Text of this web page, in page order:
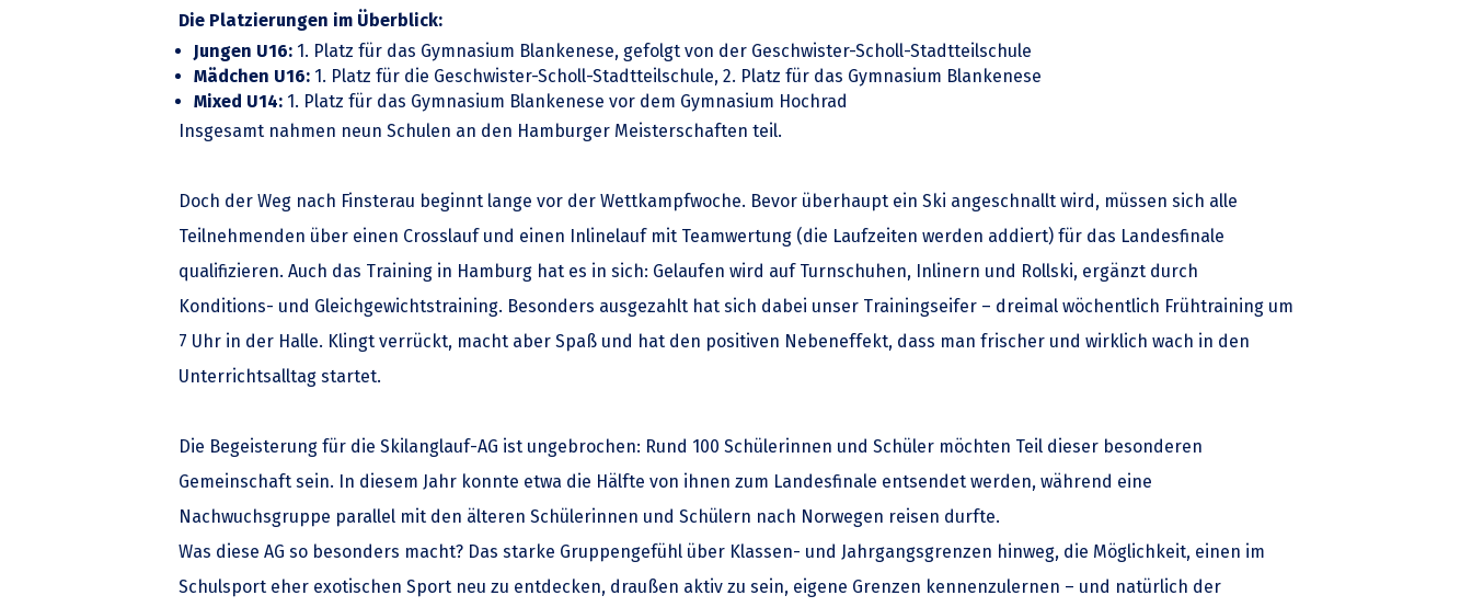
Die Platzierungen im Überblick:
Jungen U16: 1. Platz für das Gymnasium Blankenese, gefolgt von der Geschwister-Scholl-Stadtteilschule
Mädchen U16: 1. Platz für die Geschwister-Scholl-Stadtteilschule, 2. Platz für das Gymnasium Blankenese
Mixed U14: 1. Platz für das Gymnasium Blankenese vor dem Gymnasium Hochrad
Insgesamt nahmen neun Schulen an den Hamburger Meisterschaften teil.
Doch der Weg nach Finsterau beginnt lange vor der Wettkampfwoche. Bevor überhaupt ein Ski angeschnallt wird, müssen sich alle
Teilnehmenden über einen Crosslauf und einen Inlinelauf mit Teamwertung (die Laufzeiten werden addiert) für das Landesfinale
qualifizieren. Auch das Training in Hamburg hat es in sich: Gelaufen wird auf Turnschuhen, Inlinern und Rollski, ergänzt durch
Konditions- und Gleichgewichtstraining. Besonders ausgezahlt hat sich dabei unser Trainingseifer – dreimal wöchentlich Frühtraining um
7 Uhr in der Halle. Klingt verrückt, macht aber Spaß und hat den positiven Nebeneffekt, dass man frischer und wirklich wach in den
Unterrichtsalltag startet.
Die Begeisterung für die Skilanglauf-AG ist ungebrochen: Rund 100 Schülerinnen und Schüler möchten Teil dieser besonderen
Gemeinschaft sein. In diesem Jahr konnte etwa die Hälfte von ihnen zum Landesfinale entsendet werden, während eine
Nachwuchsgruppe parallel mit den älteren Schülerinnen und Schülern nach Norwegen reisen durfte.
Was diese AG so besonders macht? Das starke Gruppengefühl über Klassen- und Jahrgangsgrenzen hinweg, die Möglichkeit, einen im
Schulsport eher exotischen Sport neu zu entdecken, draußen aktiv zu sein, eigene Grenzen kennenzulernen – und natürlich der